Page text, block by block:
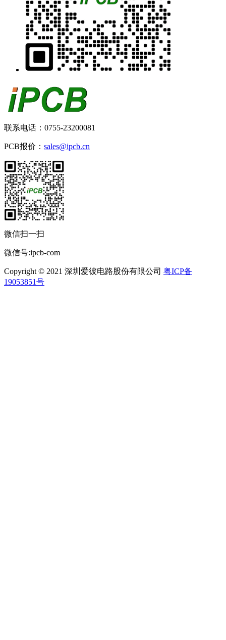
联系电话：0755-23200081
PCB报价： sales@ipcb.cn
微信扫一扫
微信号:ipcb-com
Copyright © 2021 深圳爱彼电路股份有限公司 粤ICP备
19053851号